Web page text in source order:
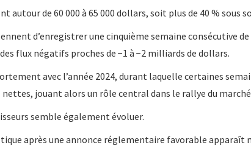
autour de 60 000 à 65 000 dollars, soit plus de 40 % sous
d’enregistrer une cinquième semaine consécutive
flux négatifs proches de −1 à −2 milliards de dollars.
avec l’année 2024, durant laquelle certaines
jouant alors un rôle central dans le rallye du
semble également évoluer.
après une annonce réglementaire favorable apparaît